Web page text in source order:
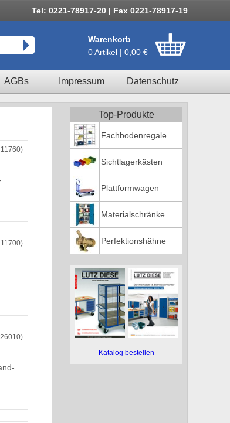
Tel: 0221-78917-20 | Fax 0221-78917-19
Warenkorb
0 Artikel | 0,00 €
AGBs Impressum Datenschutz
Top-Produkte
Fachbodenregale
Sichtlagerkästen
Plattformwagen
Materialschränke
Perfektionshähne
Katalog bestellen